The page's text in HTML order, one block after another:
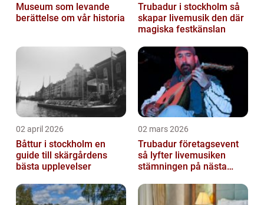
Museum som levande
berättelse om vår historia
Trubadur i stockholm så
skapar livemusik den där
magiska festkänslan
02 april 2026
Båttur i stockholm en
guide till skärgårdens
bästa upplevelser
02 mars 2026
Trubadur företagsevent
så lyfter livemusiken
stämningen på nästa